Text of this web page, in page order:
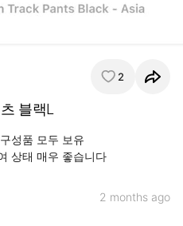
2
블랙L
성품 모두 보유
상태 매우 좋습니다
2 months ago